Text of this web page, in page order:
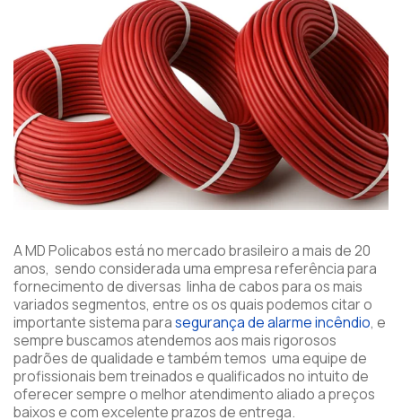
A MD Policabos está no mercado brasileiro a mais de 20
anos, sendo considerada uma empresa referência para
fornecimento de diversas linha de cabos para os mais
variados segmentos, entre os os quais podemos citar o
importante sistema parasegurança de alarme incêndio, e
sempre buscamos atendemos aos mais rigorosos
padrões de qualidade e também temos uma equipe de
profissionais bem treinados e qualificados no intuito de
oferecer sempre o melhor atendimento aliado a preços
baixos e com excelente prazos de entrega.